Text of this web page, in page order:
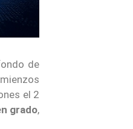
de
el 2
grado,